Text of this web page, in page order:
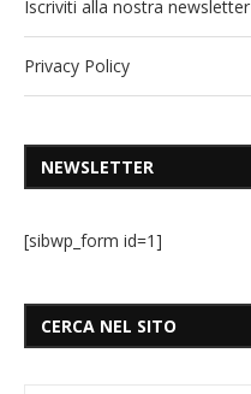
Iscriviti alla nostra newsletter
Privacy Policy
NEWSLETTER
[sibwp_form id=1]
CERCA NEL SITO